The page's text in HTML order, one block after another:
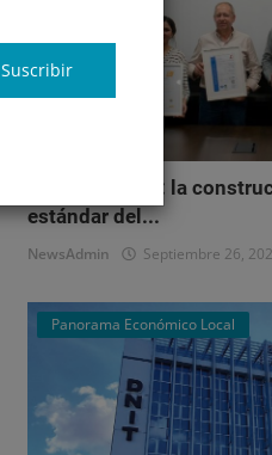
Suscribir
Salum & Wenz: la
estándar del...
NewsAdmin Septiembre 26,
Panorama Económico Local